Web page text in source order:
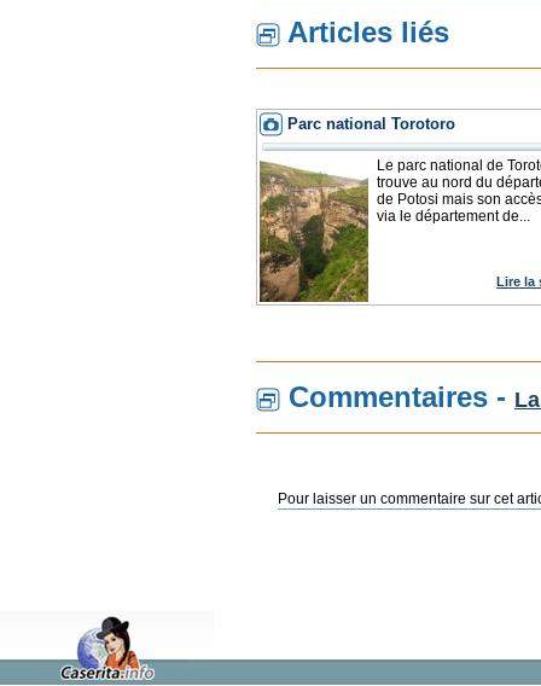
Articles liés
Parc national Torotoro
Le parc national de
trouve au nord du
de Potosi mais son
via le département de...
Lire la
Commentaires -
Pour laisser un commentaire sur cet